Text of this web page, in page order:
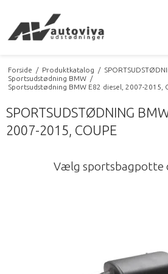
Forside / Produktkatalog /
Sportsudstødning BMW /
Sportsudstødning BMW E82 diesel, 2007-2015,
SPORTSUDSTØDNING
2007-2015, COUPE
Vælg sportsbagpotte